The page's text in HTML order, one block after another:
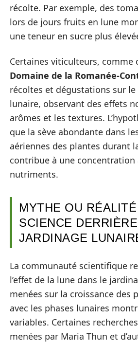
récolte. Par exemple, des
lors de jours fruits en lune
une teneur en sucre plus
Certaines viticulteurs, comme
Domaine de la Romanée-
récoltes et dégustations sur
lunaire, observant des effets
arômes et les textures.
que la sève abondante dans
aériennes des plantes durant
contribue à une concentration
nutriments.
MYTHE OU
SCIENCE
JARDINAGE
La communauté scientifique
l’effet de la lune dans le
menées sur la croissance des
avec les phases lunaires
variables. Certaines
menées par Maria Thun et